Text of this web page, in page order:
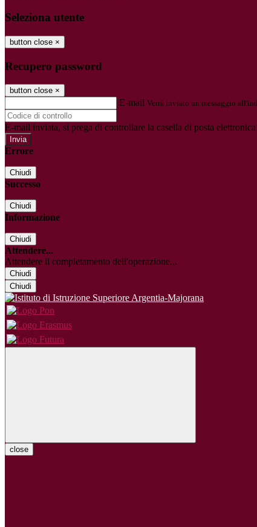
Seleziona utente
button close ×
Recupero password
button close ×
E-mail Verrà inviato un messaggio
E-mail inviata, si prega di controllare la casella di posta
Errore
Chiudi
Successo
Chiudi
Informazione
Chiudi
Attendere...
Attendere il completamento dell'operazione...
Chiudi
Chiudi
close